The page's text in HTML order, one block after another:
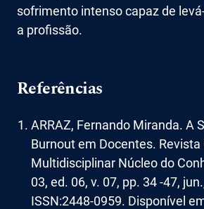
sofrimento intenso capaz de
a profissão.
Referências
ARRAZ, Fernando Miranda. A
Burnout em Docentes.
Multidisciplinar Núcleo do
03, ed. 06, v. 07, pp. 34 -47,
ISSN:2448-0959. Disponível